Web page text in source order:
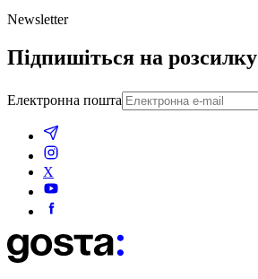
Newsletter
Підпишіться на розсилку
Електронна пошта
X